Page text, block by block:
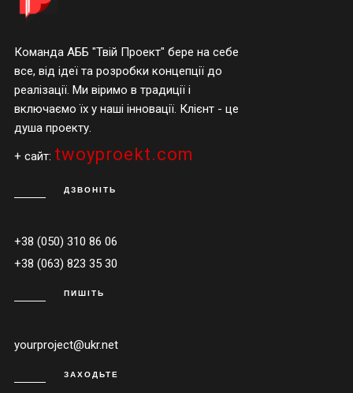
Команда АББ "Твій Проект" бере на себе
все, від ідеї та розробки концепції до
реалізації. Ми віримо в традиції і
включаємо їх у наші інновації. Клієнт - це
душа проекту.
+ сайт: twoyproekt.com
ДЗВОНІТЬ
+38 (050) 310 86 06
+38 (063) 823 35 30
ПИШІТЬ
yourproject@ukr.net
ЗАХОДЬТЕ